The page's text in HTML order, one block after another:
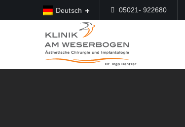
Deutsch 05021- 922680